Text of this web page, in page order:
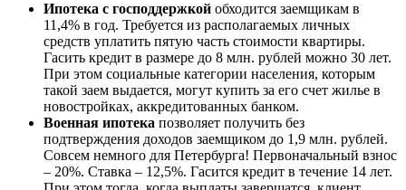
Ипотека с господдержкой обходится заемщикам в
11,4% в год. Требуется из располагаемых личных
средств уплатить пятую часть стоимости квартиры.
Гасить кредит в размере до 8 млн. рублей можно 30 лет.
При этом социальные категории населения, которым
такой заем выдается, могут купить за его счет жилье в
новостройках, аккредитованных банком.
Военная ипотека позволяет получить без
подтверждения доходов заемщиком до 1,9 млн. рублей.
Совсем немного для Петербурга! Первоначальный взнос
– 20%. Ставка – 12,5%. Гасится кредит в течение 14 лет.